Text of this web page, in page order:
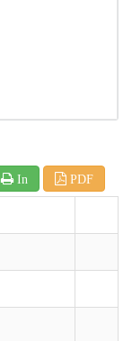
In PDF